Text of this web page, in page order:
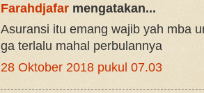
Farahdjafar mengatakan...
Asuransi itu emang wajib yah mba
ga terlalu mahal perbulannya
28 Oktober 2018 pukul 07.03